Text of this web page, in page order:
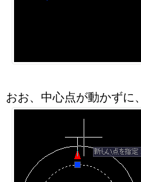
おお、中心点が動かずに